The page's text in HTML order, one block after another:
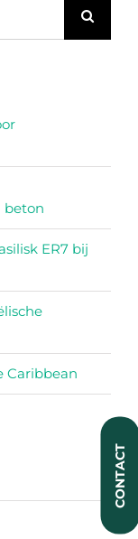
beton
ER7 bij
Caribbean
CONTACT